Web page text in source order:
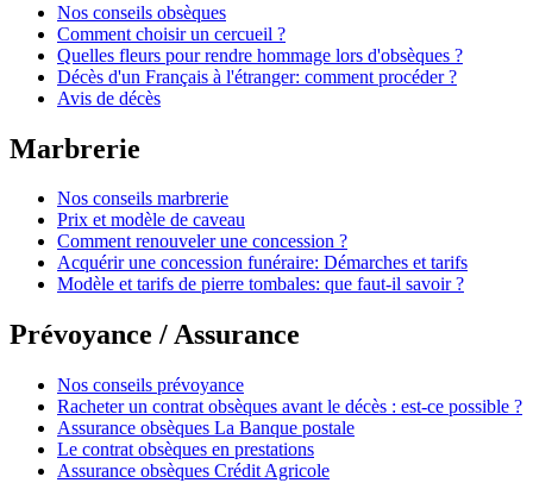
Nos conseils obsèques
Comment choisir un cercueil ?
Quelles fleurs pour rendre hommage lors d'obsèques ?
Décès d'un Français à l'étranger: comment procéder ?
Avis de décès
Marbrerie
Nos conseils marbrerie
Prix et modèle de caveau
Comment renouveler une concession ?
Acquérir une concession funéraire: Démarches et tarifs
Modèle et tarifs de pierre tombales: que faut-il savoir ?
Prévoyance / Assurance
Nos conseils prévoyance
Racheter un contrat obsèques avant le décès : est-ce possible ?
Assurance obsèques La Banque postale
Le contrat obsèques en prestations
Assurance obsèques Crédit Agricole